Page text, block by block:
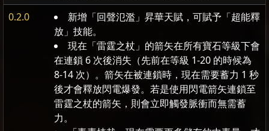
0.2.0
新增「回聲氾濫」昇華天賦，可賦予「超能釋
放」技能。
現在「雷霆之杖」的箭矢在所有寶石等級下會
在連鎖 6 次後消失（先前在等級 1-20 的時候為
8-14 次）。箭矢在被連鎖時，現在需要蓄力 1 秒
後才會釋放閃電爆發。若是使用閃電箭矢連鎖至
雷霆之杖的箭矢，則會立即觸發脈衝而無需蓄
力。